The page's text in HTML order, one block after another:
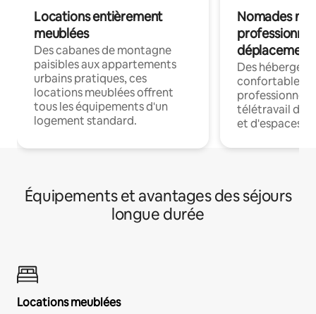
Locations entièrement
meublées
Des cabanes de montagne
paisibles aux appartements
urbains pratiques, ces
locations meublées offrent
tous les équipements d'un
logement standard.
Nomades
déplacement
Des
confortables
professionnels
télétravail
et d'espaces
Équipements et avantages des séjours
longue durée
Locations meublées